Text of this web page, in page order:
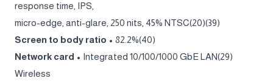
response time, IPS,
micro-edge, anti-glare, 250 nits, 45% NTSC(20)(39)
Screen to body ratio • 82.2%(40)
Network card • Integrated 10/100/1000 GbE LAN(29)
Wireless